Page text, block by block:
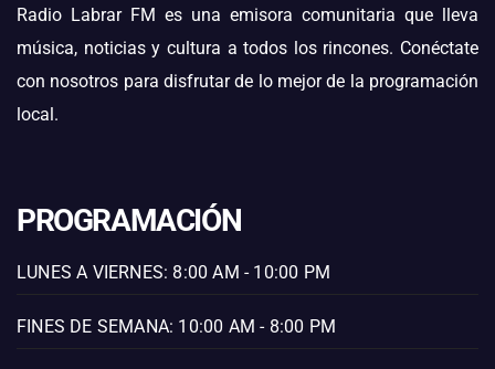
Radio Labrar FM es una emisora comunitaria que lleva
música, noticias y cultura a todos los rincones. Conéctate
con nosotros para disfrutar de lo mejor de la programación
local.
PROGRAMACIÓN
LUNES A VIERNES: 8:00 AM - 10:00 PM
FINES DE SEMANA: 10:00 AM - 8:00 PM